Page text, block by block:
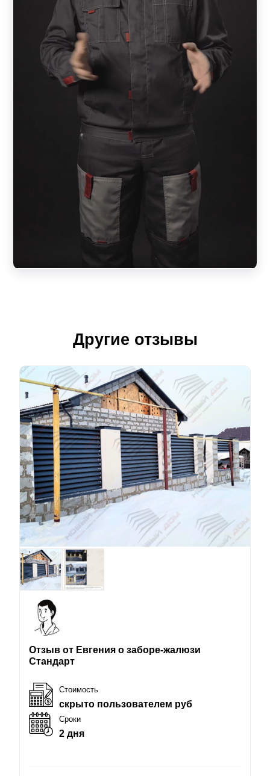
Другие отзывы
Отзыв от Евгения о заборе-жалюзи
Стандарт
Стоимость
скрыто пользователем руб
Сроки
2 дня